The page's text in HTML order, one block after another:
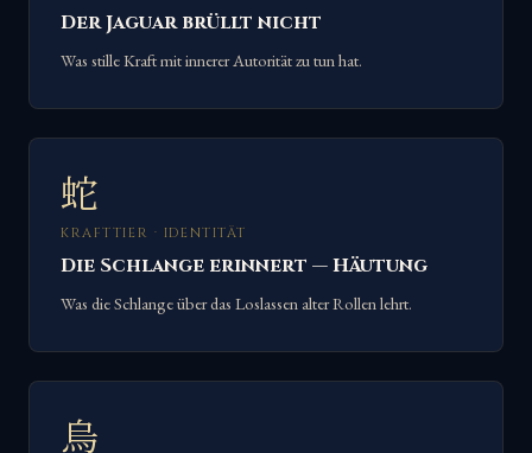
Der Jaguar brüllt nicht
Was stille Kraft mit innerer Autorität zu tun hat.
蛇
KRAFTTIER · IDENTITÄT
Die Schlange erinnert — Häutung
Was die Schlange über das Loslassen alter Rollen lehrt.
烏